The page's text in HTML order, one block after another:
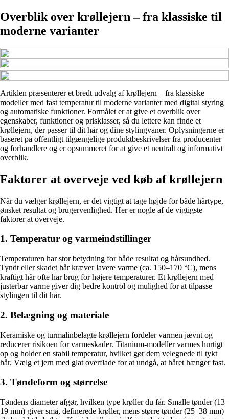
Overblik over krøllejern – fra klassiske til
moderne varianter
Artiklen præsenterer et bredt udvalg af krøllejern – fra klassiske
modeller med fast temperatur til moderne varianter med digital styring
og automatiske funktioner. Formålet er at give et overblik over
egenskaber, funktioner og prisklasser, så du lettere kan finde et
krøllejern, der passer til dit hår og dine stylingvaner. Oplysningerne er
baseret på offentligt tilgængelige produktbeskrivelser fra producenter
og forhandlere og er opsummeret for at give et neutralt og informativt
overblik.
Faktorer at overveje ved køb af krøllejern
Når du vælger krøllejern, er det vigtigt at tage højde for både hårtype,
ønsket resultat og brugervenlighed. Her er nogle af de vigtigste
faktorer at overveje.
1. Temperatur og varmeindstillinger
Temperaturen har stor betydning for både resultat og hårsundhed.
Tyndt eller skadet hår kræver lavere varme (ca. 150–170 °C), mens
kraftigt hår ofte har brug for højere temperaturer. Et krøllejern med
justerbar varme giver dig bedre kontrol og mulighed for at tilpasse
stylingen til dit hår.
2. Belægning og materiale
Keramiske og turmalinbelagte krøllejern fordeler varmen jævnt og
reducerer risikoen for varme­skader. Titanium-modeller varmes hurtigt
op og holder en stabil temperatur, hvilket gør dem velegnede til tykt
hår. Vælg et jern med glat overflade for at undgå, at håret hænger fast.
3. Tøndeform og størrelse
Tøndens diameter afgør, hvilken type krøller du får. Smalle tønder (13–
19 mm) giver små, definerede krøller, mens større tønder (25–38 mm)